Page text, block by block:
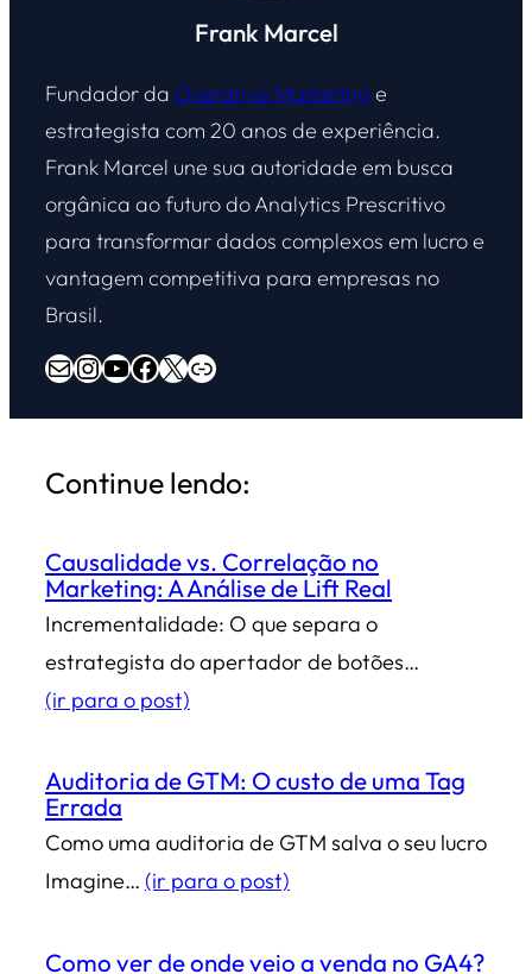
Frank Marcel
Fundador da Overdrive Marketing e
estrategista com 20 anos de experiência.
Frank Marcel une sua autoridade em busca
orgânica ao futuro do Analytics Prescritivo
para transformar dados complexos em lucro e
vantagem competitiva para empresas no
Brasil.
E-mail InstagramYoutube Facebook X Overdrive Marketing
Continue lendo:
Causalidade vs. Correlação no
Marketing: A Análise de Lift Real
Incrementalidade: O que separa o
estrategista do apertador de botões…
(ir para o post)
Auditoria de GTM: O custo de uma Tag
Errada
Como uma auditoria de GTM salva o seu lucro
Imagine… (ir para o post)
Como ver de onde veio a venda no GA4?